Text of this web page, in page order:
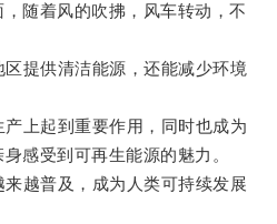
随着风的吹拂，风车转动，不
提供清洁能源，还能减少环境
上起到重要作用，同时也成为
感受到可再生能源的魅力。
越普及，成为人类可持续发展